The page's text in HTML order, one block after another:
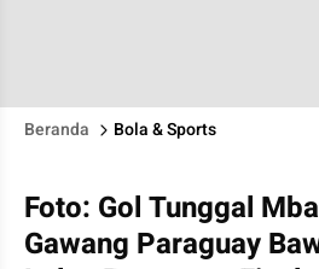
Beranda Bola & Sports
Foto: Gol Tunggal
Gawang Paraguay